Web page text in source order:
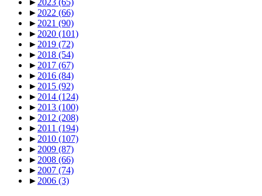
► 2022 (66)
► 2021 (90)
► 2020 (101)
► 2019 (72)
► 2018 (54)
► 2017 (67)
► 2016 (84)
► 2015 (92)
► 2014 (124)
► 2013 (100)
► 2012 (208)
► 2011 (194)
► 2010 (107)
► 2009 (87)
► 2008 (66)
► 2007 (74)
► 2006 (3)